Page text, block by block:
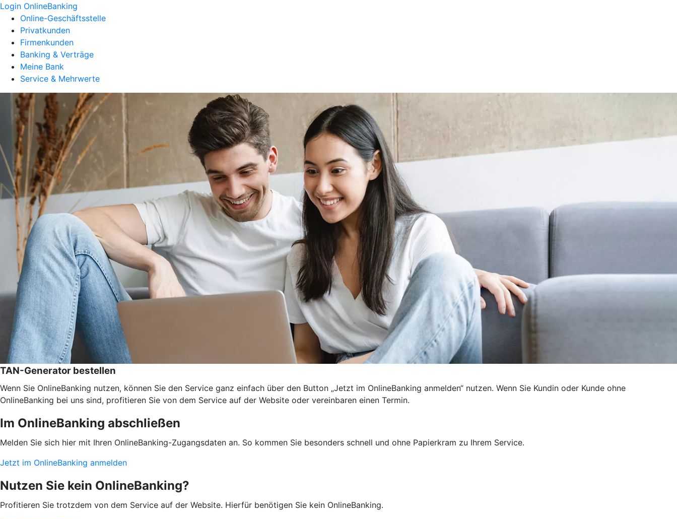
Login OnlineBanking
Online-Geschäftsstelle
Privatkunden
Firmenkunden
Banking & Verträge
Meine Bank
Service & Mehrwerte
TAN-Generator bestellen
Wenn Sie OnlineBanking nutzen, können Sie den Service ganz einfach über den Button „Jetzt im OnlineBanking anmelden“ nutzen. Wenn Sie Kundin oder Kunde ohne
OnlineBanking bei uns sind, profitieren Sie von dem Service auf der Website oder vereinbaren einen Termin.
Im OnlineBanking abschließen
Melden Sie sich hier mit Ihren OnlineBanking-Zugangsdaten an. So kommen Sie besonders schnell und ohne Papierkram zu Ihrem Service.
Jetzt im OnlineBanking anmelden
Nutzen Sie kein OnlineBanking?
Profitieren Sie trotzdem von dem Service auf der Website. Hierfür benötigen Sie kein OnlineBanking.